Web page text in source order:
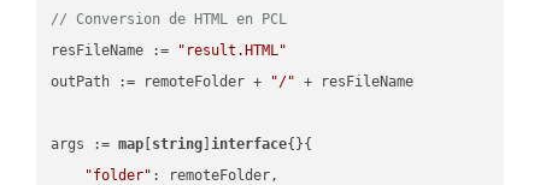
// Conversion de HTML en PCL
resFileName :=
"result.HTML"
outPath := remoteFolder +
"/" + resFileName
args := map string ]interface{}{
"folder" : remoteFolder,